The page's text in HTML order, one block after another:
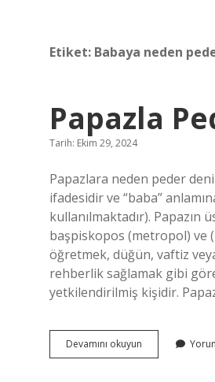
Etiket: Babaya neden
Papazla
Tarih: Ekim 29, 2024
Papazlara neden peder
ifadesidir ve “baba”
kullanılmaktadır).
başpiskopos (metropol) ve
öğretmek, düğün, vaftiz
rehberlik sağlamak gibi
yetkilendirilmiş kişidir.
Devamını okuyun Papazla
Peder